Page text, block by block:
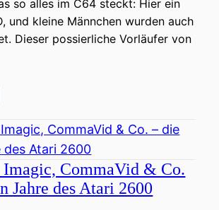
so alles im C64 steckt: Hier ein
und kleine Männchen wurden auch
Dieser possierliche Vorläufer von
CommaVid & Co.
Jahre des Atari 2600